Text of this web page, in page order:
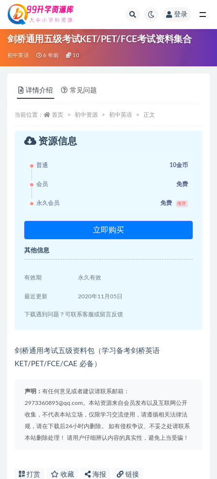
登录
剑桥通用五级考试KET/PET/FCE考试资料集合
初中英语 6 年前 10
详情介绍 常见问题
当前位置： 首页 初中资源 初中英语 正文
资源信息
普通 10金币
会员 免费
永久会员 免费 推荐
立即购买
其他信息
有效期 永久有效
最近更新 2020年11月05日
下载遇到问题？可联系客服或留言反馈
剑桥通用考试五级资料包（学习备考剑桥英语
KET/PET/FCE/CAE 必备）
声明： 有任何意见或者建议请联系邮箱：
2973360895@qq.com。本站资源来自会员发布以及互联网公开
收集，不代表本站立场，仅限学习交流使用，请遵循相关法律法
规，请在下载后24小时内删除。 如有侵权争议、不妥之处请联系
本站删除处理！ 请用户仔细辨认内容的真实性，避免上当受骗！
打赏 收藏 海报 链接